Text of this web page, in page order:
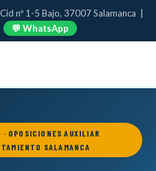
nº 1-5 Bajo, 37007 Salamanca |
💬 WhatsApp
OPOSICIONES AUXILIAR
SALAMANCA